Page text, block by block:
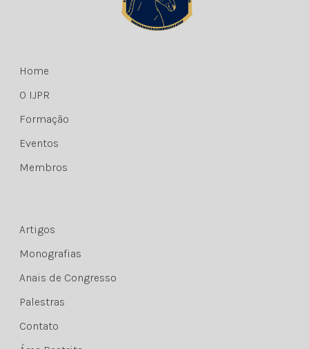
Home
O IJPR
Formação
Eventos
Membros
Artigos
Monografias
Anais de Congresso
Palestras
Contato